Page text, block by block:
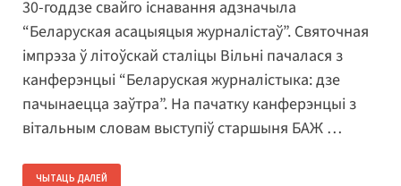
30-годдзе свайго існавання адзначыла
“Беларуская асацыяцыя журналістаў”. Святочная
імпрэза ў літоўскай сталіцы Вільні пачалася з
канферэнцыі “Беларуская журналістыка: дзе
пачынаецца заўтра”. На пачатку канферэнцыі з
вітальным словам выступіў старшыня БАЖ …
ЧЫТАЦЬ ДАЛЕЙ